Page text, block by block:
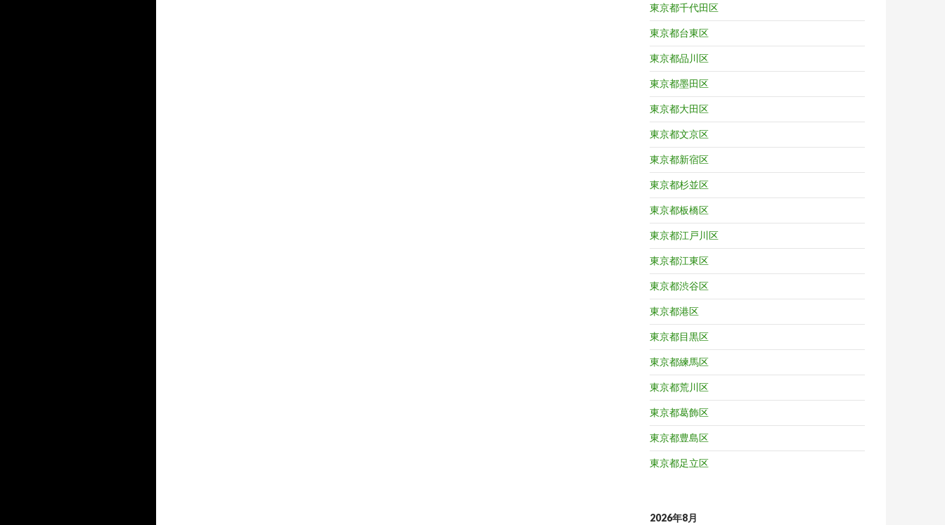
東京都千代田区
東京都台東区
東京都品川区
東京都墨田区
東京都大田区
東京都文京区
東京都新宿区
東京都杉並区
東京都板橋区
東京都江戸川区
東京都江東区
東京都渋谷区
東京都港区
東京都目黒区
東京都練馬区
東京都荒川区
東京都葛飾区
東京都豊島区
東京都足立区
2026年8月